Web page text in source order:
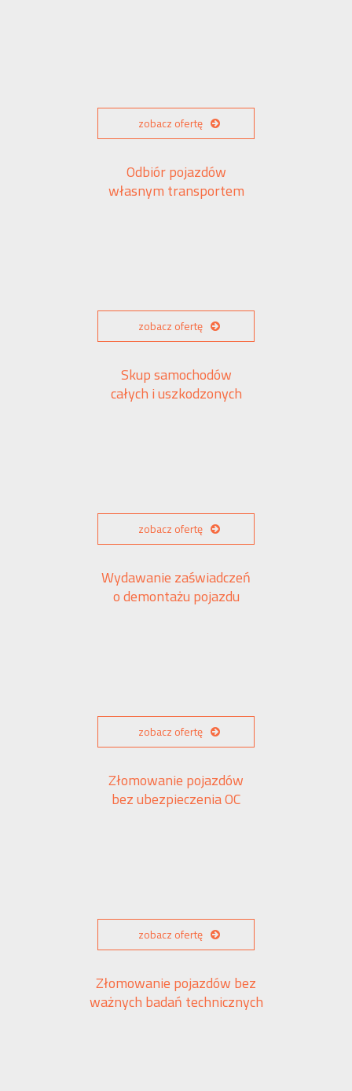
zobacz ofertę
Odbiór pojazdów
własnym transportem
zobacz ofertę
Skup samochodów
całych i uszkodzonych
zobacz ofertę
Wydawanie zaświadczeń
o demontażu pojazdu
zobacz ofertę
Złomowanie pojazdów
bez ubezpieczenia OC
zobacz ofertę
Złomowanie pojazdów bez
ważnych badań technicznych